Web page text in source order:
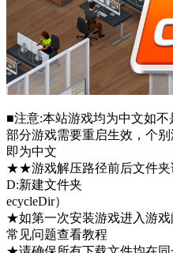
■注意:本站游戏均为中文如
部分游戏需要重启生效，个
即为中文
★★游戏解压路径前后文件夹
D:新建文件夹
ecycleDir）
★如第一次安装游戏进入游
常见问题查看教程